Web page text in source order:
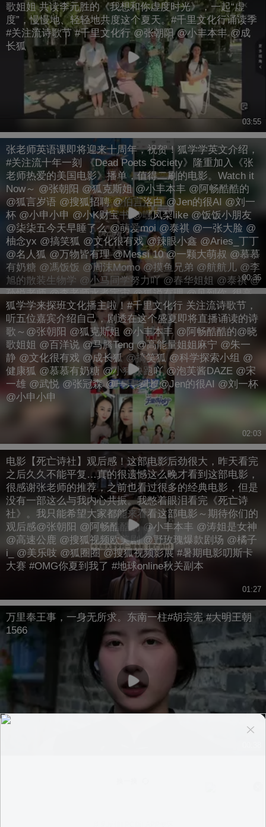
歌姐姐 共读李元胜的《我想和你虚度时光》，一起“虚
度”，慢慢地、轻轻地共度这个夏天。#千里文化行诵读季
#关注流诗歌节 #千里文化行 @张朝阳 @小丰本丰 @成
长狐
03:55
张老师英语课即将迎来十周年，祝贺！狐学学英文介绍，
#关注流十年一刻 《Dead Poets Society》隆重加入《张
老师热爱的美国电影》播单，值得二刷的电影。Watch it
Now～ @张朝阳 @狐克斯姐 @小丰本丰 @阿畅酷酷的
@狐言岁语 @搜狐招聘 @伯言洛白 @Jen的很AI @刘一
杯 @小申小申 @小K财宝书 @嘿凤梨like @饭饭小朋友
@柒柒五今天早睡了么 @萌爱moi @泰祺 @一张大脸 @
柚念yx @搞笑狐 @文化很有戏 @辣眼小鑫 @Aries_丁丁
@名人狐 @万物皆有理 @Messi 10 @一颗大萌叔 @慕慕
有奶糖 @馮饭饭 @周沫Momo @摸鱼兄弟 @航航儿 @李
旭的散装生物学 @小马同学努力吖 @春华姐姐 @泰祺 @
孙悦老师 @李老师水煮宇宙 @狐说有理 @见到你_很高
兴 @健康袁月 @猫哥说 @摄影师1vanka @爽爽吖 @四
象Studio @搜狐科技 @搜狐教育 @搜狐汽车 @搜狐体育
@搜狐文化 @草莓Ma @搜狐综艺 @铁砣妹妹 @卫然 @
贤姐说I醉酒当歌
00:35
狐学学来探班文化播主啦！#千里文化行 关注流诗歌节，
听五位嘉宾介绍自己，剧透在这个盛夏即将直播诵读的诗
歌～@张朝阳 @狐克斯姐 @小丰本丰 @阿畅酷酷的@晓
歌姐姐 @百洋说 @马腾Teng @高能量姐姐麻宁 @朱一
静 @文化很有戏 @成长狐 @搞笑狐 @科学探索小组 @
健康狐 @慕慕有奶糖 @小猪快跑吖 @泡芙酱DAZE @宋
一雄 @武悦 @张冠森 @一只多比 @Jen的很AI @刘一杯
@小申小申
02:03
电影【死亡诗社】观后感！这部电影后劲很大，昨天看完
之后久久不能平复…真的很遗憾这么晚才看到这部电影，
很感谢张老师的推荐，之前也看过很多的经典电影，但是
没有一部这么与我内心共振。我憋着眼泪看完《死亡诗
社》。我只能希望大家都能来看看这部电影～期待你们的
观后感@张朝阳 @阿畅酷酷的 @小丰本丰 @涛姐是女神
@高速公鹿 @搜狐视频欧美剧 @野玫瑰爆款剧场 @橘子
i_ @美乐吱 @狐圈圈 @搜狐视频影展 #暑期电影叨斯卡
大赛 #OMG你夏到我了 #地球online秋关副本
01:27
万里奉王事，一身无所求。东南一柱#胡宗宪 #大明王朝
1566